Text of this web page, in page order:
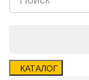
КАТАЛОГ